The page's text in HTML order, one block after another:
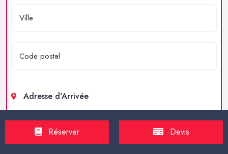
Adresse d'Arrivée
Réserver Devis